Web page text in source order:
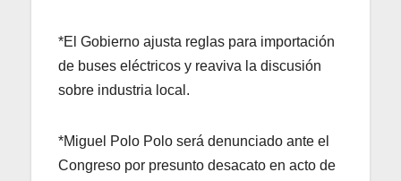
*El Gobierno ajusta reglas para importación
de buses eléctricos y reaviva la discusión
sobre industria local.
*Miguel Polo Polo será denunciado ante el
Congreso por presunto desacato en acto de